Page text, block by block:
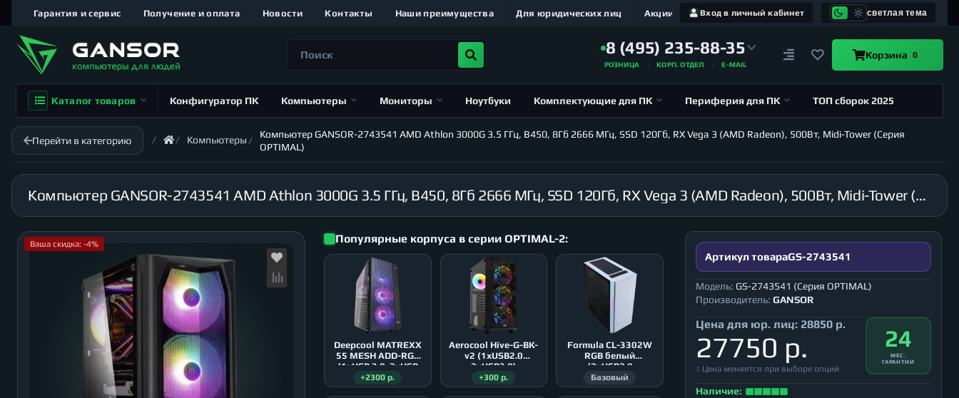
Вход в личный кабинет светлая тема
Гарантия и сервис Получение и оплата Новости Контакты Наши преимущества Для юридических лиц Акции
8 (495) 235-88-35
РОЗНИЦА КОРП. ОТДЕЛ E-MAIL
Корзина 0
Каталог товаров Конфигуратор ПК Компьютеры Мониторы Ноутбуки Комплектующие для ПК Периферия для ПК ТОП сборок 2025
Перейти в категорию Компьютеры
Компьютер GANSOR-2743541 AMD Athlon 3000G 3.5 ГГц, B450, 8Гб 2666 МГц, SSD 120Гб, RX Vega 3 (AMD Radeon), 500Вт, Midi-Tower (Серия
OPTIMAL)
Компьютер GANSOR-2743541 AMD Athlon 3000G 3.5 ГГц, B450, 8Гб 2666 МГц, SSD 120Гб, RX Vega 3 (AMD Radeon), 500Вт, Midi-Tower (Серия OPTIMAL)
Ваша скидка: -4% Популярные корпуса в серии OPTIMAL-2:
Deepcool MATREXX
55 MESH ADD-RGB
(1xUSB 3.0, 2xUSB
2.0)
+2300 р.
Aerocool Hive-G-BK-
v2 (1xUSB2.0
2xUSB3.0)
+300 р.
Formula CL-3302W
RGB белый
(2xUSB2.0
1xUSB3.0)
Базовый
Артикул товараGS-2743541
Модель: GS-2743541 (Серия OPTIMAL)
Производитель: GANSOR
Цена для юр. лиц: 28850 р.
27750 р.
↕ Цена меняется при выборе опций
24
МЕС.
ГАРАНТИИ
Наличие: